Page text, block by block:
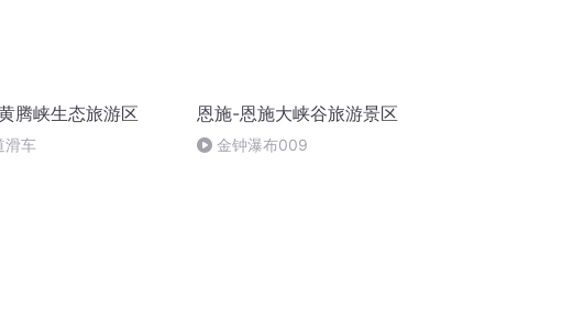
腾峡生态旅游区
滑车
恩施-恩施大峡谷旅游景区
金钟瀑布009